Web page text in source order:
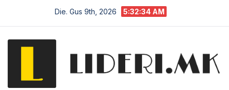
Die. Gus 9th, 2026 5:32:35 AM